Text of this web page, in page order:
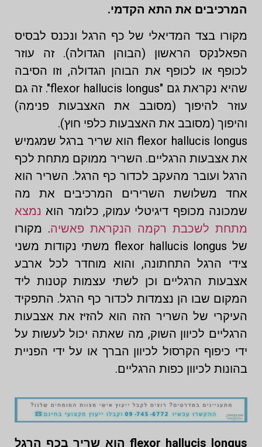
המרכיבים את התא הקדמי.
מקורו בצד המדיאלי של כף הרגל ונכנס לבסיס
הפאלנקס הראשון (הבוהן הגדולה). זה עוזר
לכופף או לכופף את הבוהן הגדולה, וזו הסיבה
שהיא נקראת גם "flexor hallucis longus". זה גם
עוזר להיפוך (מסובב את האצבעות פנימה)
והיפוך (מסובב את האצבעות כלפי חוץ).
flexor hallucis longus הוא שריר ברגל שמגמיש
את אצבעות הרגליים. השריר ממוקם מתחת לכף
הרגל ועובר מהעקב לכדור כף הרגל. השריר הוא
אחד משלושת השרירים המרכיבים את מה
שמכונה מכופף דיגיטלי עמוק, כלומר הוא נמצא
מתחת לשכבת רקמה הנקראת פאשיה. מקורו
של flexor hallucis longus משתי נקודות משני
צידי הרגל התחתונה, והוא מוחדר לכל ארבע
אצבעות הרגליים וכן לשתי עצמות קטנות ליד
המקום שבו הן נצמדות לכדור כף הרגל. התפקיד
העיקרי של השריר הזה הוא להזיז את אצבעות
הרגליים לכיוון השוק, מה שאתה יכול לעשות על
ידי כיפוף הקרסול לכיוון הברך או על ידי הפניית
בהונות לכיוון כפות הרגליים.
flexor hallucis longus הוא שריר בכף הרגל